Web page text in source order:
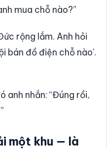
mua chỗ nào?”
rộng lắm. Anh hỏi
bán đồ điện chỗ nào’.
anh nhắn: “Đúng rồi,
một khu — là